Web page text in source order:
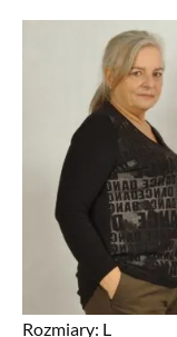
Rozmiary: L